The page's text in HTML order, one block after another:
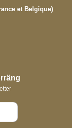
et Belgique)